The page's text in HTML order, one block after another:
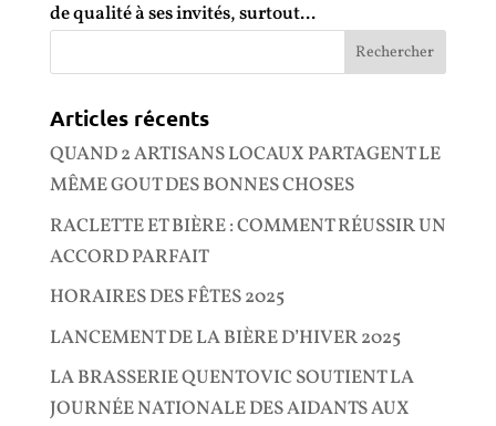
de qualité à ses invités, surtout...
Articles récents
QUAND 2 ARTISANS LOCAUX PARTAGENT LE
MÊME GOUT DES BONNES CHOSES
RACLETTE ET BIÈRE : COMMENT RÉUSSIR UN
ACCORD PARFAIT
HORAIRES DES FÊTES 2025
LANCEMENT DE LA BIÈRE D’HIVER 2025
LA BRASSERIE QUENTOVIC SOUTIENT LA
JOURNÉE NATIONALE DES AIDANTS AUX